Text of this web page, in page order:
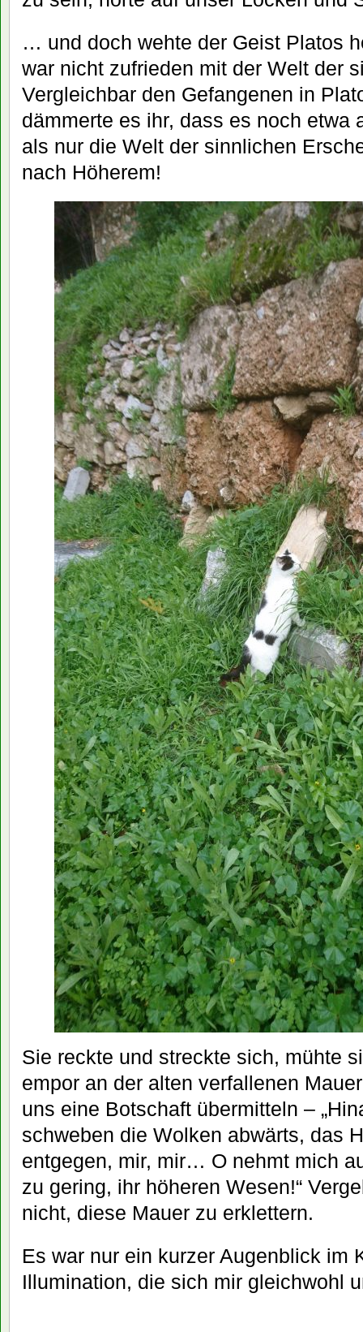
… und doch wehte der Geist Platos
war nicht zufrieden mit der Welt der
Vergleichbar den Gefangenen in
dämmerte es ihr, dass es noch etwa
als nur die Welt der sinnlichen
nach Höherem!
Sie reckte und streckte sich, mühte
empor an der alten verfallenen
uns eine Botschaft übermitteln –
schweben die Wolken abwärts, das
entgegen, mir, mir… O nehmt mich
zu gering, ihr höheren Wesen!“
nicht, diese Mauer zu erklettern.
Es war nur ein kurzer Augenblick im
Illumination, die sich mir gleichwohl